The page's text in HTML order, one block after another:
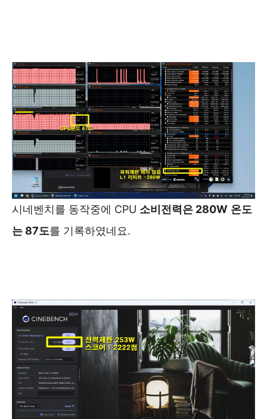
시네벤치를 동작중에 CPU 소비전력은 280W 온도
는 87도를 기록하였네요.